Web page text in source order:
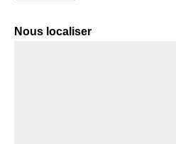
Nous localiser